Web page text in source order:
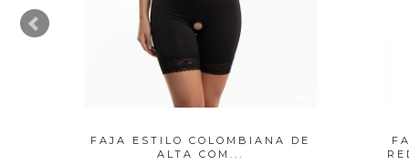
FAJA ESTILO COLOMBIANA DE
ALTA COM...